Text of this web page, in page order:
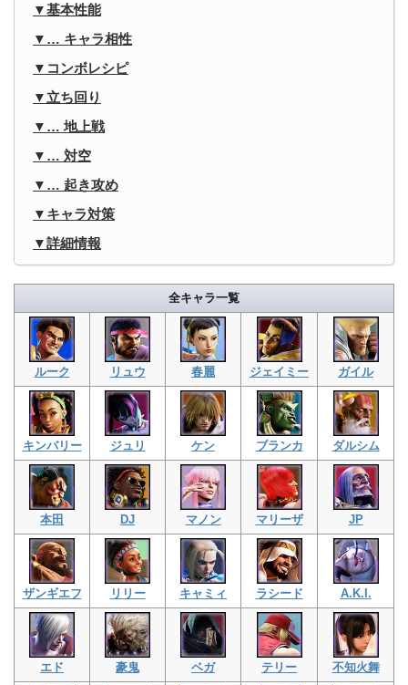
基本性能
… キャラ相性
コンボレシピ
立ち回り
… 地上戦
… 対空
… 起き攻め
キャラ対策
詳細情報
全キャラ一覧
ルーク リュウ 春麗 ジェイミー ガイル
キンバリー ジュリ ケン ブランカ ダルシム
本田 DJ マノン マリーザ JP
ザンギエフ リリー キャミィ ラシード A.K.I.
エド 豪鬼 ベガ テリー 不知火舞